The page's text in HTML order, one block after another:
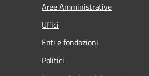
Aree Amministrative
Uffici
Enti e fondazioni
Politici